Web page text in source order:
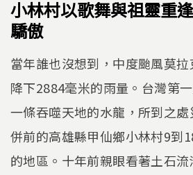
小林村以歌舞與祖靈重
驕傲
當年誰也沒想到，中度颱風莫
降下2884毫米的雨量。台灣第
一條吞噬天地的水龍，所到之
併前的高雄縣甲仙鄉小林村9到
的地區。十年前親眼看著土石